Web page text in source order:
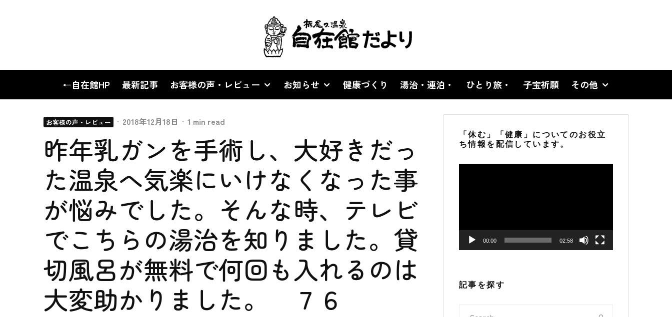
←自在館HP 最新記事 お客様の声・レビュー お知らせ 健康づくり 湯治・連泊・ ひとり旅・ 子宝祈願 その他
お客様の声・レビュー · 2018年12月18日 · 1 min read
昨年乳ガンを手術し、大好きだっ
た温泉へ気楽にいけなくなった事
が悩みでした。そんな時、テレビ
でこちらの湯治を知りました。貸
切風呂が無料で何回も入れるのは
大変助かりました。 ７６
「休む」「健康」についてのお役立
ち情報を配信しています。
00:00 02:58
記事を探す